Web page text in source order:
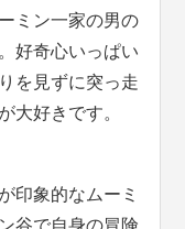
ミン一家の男の
好奇心いっぱい
を見ずに突っ走
大好きです。
印象的なムーミ
谷で自身の冒険